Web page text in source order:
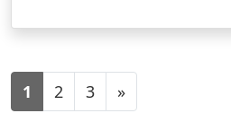
1 2 3 »